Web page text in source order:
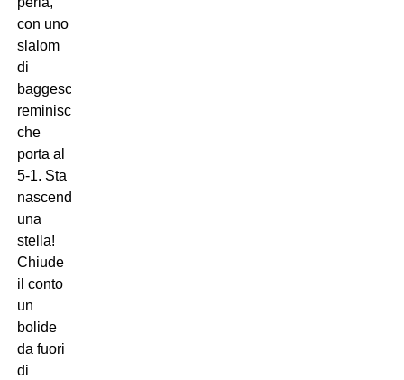
con uno
slalom
di
baggesche
reminiscenze
che
porta al
5-1. Sta
nascendo
una
stella!
Chiude
il conto
un
bolide
da fuori
di